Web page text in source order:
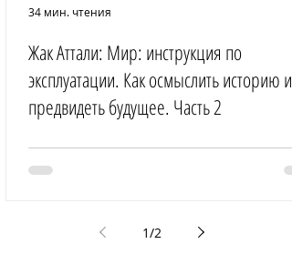
Жак Аттали: Мир: инструкция по
эксплуатации. Как осмыслить историю и
предвидеть будущее. Часть 2
34 мин. чтения
1/2